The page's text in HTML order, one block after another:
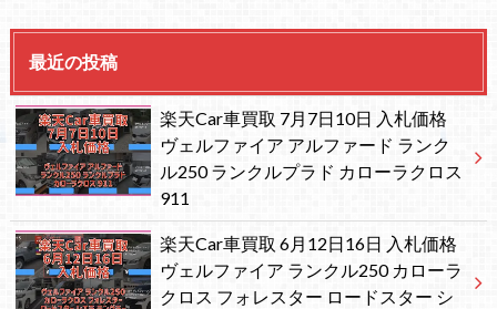
最近の投稿
楽天Car車買取 7月7日10日 入札価格
ヴェルファイア アルファード ランク
ル250 ランクルプラド カローラクロス
911
楽天Car車買取 6月12日16日 入札価格
ヴェルファイア ランクル250 カローラ
クロス フォレスター ロードスター シ